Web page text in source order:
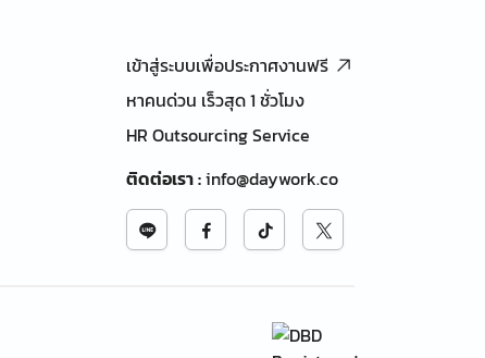
เข้าสู่ระบบเพื่อประกาศงานฟรี
หาคนด่วน เร็วสุด 1 ชั่วโมง
HR Outsourcing Service
ติดต่อเรา:info@daywork.co